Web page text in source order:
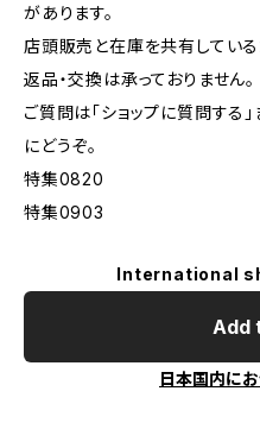
があります。
店頭販売と在庫を共有している
返品・交換は承っておりません。
ご質問は「ショップに質問す
にどうぞ。
特集0820
特集0903
International
Add
日本国内に